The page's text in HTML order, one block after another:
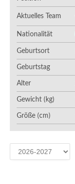
Aktuelles Team
Nationalität
Geburtsort
Geburtstag
Alter
Gewicht (kg)
Größe (cm)